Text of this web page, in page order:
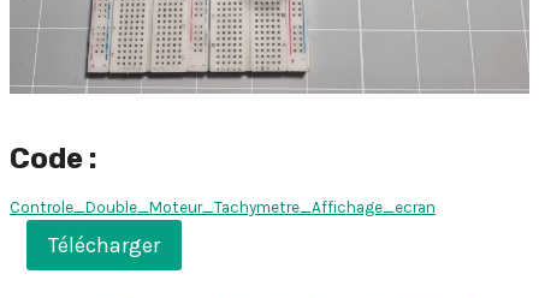
Code :
Controle_Double_Moteur_Tachymetre_Affichage_ecran
Télécharger